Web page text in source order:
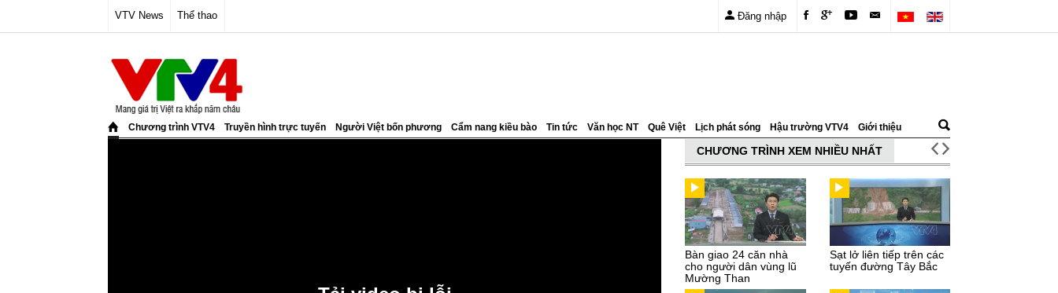
VTV News Thể thao Đăng nhập
Chương trình VTV4 Truyền hình trực tuyến Người Việt bốn phương Cẩm nang kiều bào Tin tức Văn học NT Quê Việt Lịch phát sóng Hậu trường VTV4 Giới thiệu
CHƯƠNG TRÌNH XEM NHIỀU NHẤT
Bàn giao 24 căn nhà
cho người dân vùng lũ
Mường Than
Sạt lở liên tiếp trên các
tuyến đường Tây Bắc